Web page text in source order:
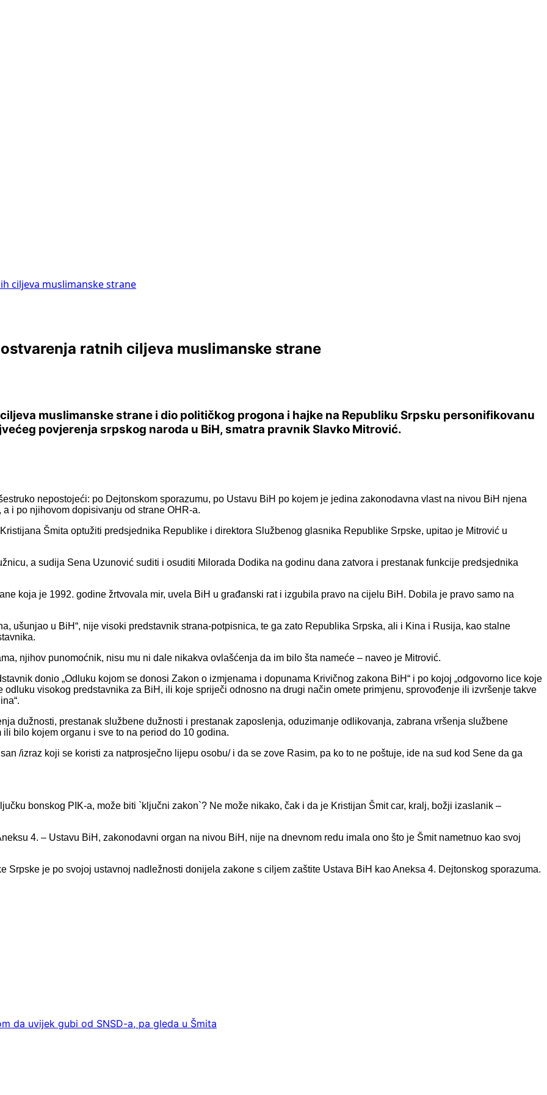
ciljeva muslimanske strane
ratnih ciljeva muslimanske strane
muslimanske strane i dio političkog progona i hajke na Republiku Srpsku personifikovanu
povjerenja srpskog naroda u BiH, smatra pravnik Slavko Mitrović.
nepostojeći: po Dejtonskom sporazumu, po Ustavu BiH po kojem je jedina zakonodavna vlast na nivou BiH njena
i po njihovom dopisivanju od strane OHR-a.
Šmita optužiti predsjednika Republike i direktora Službenog glasnika Republike Srpske, upitao je Mitrović u
a sudija Sena Uzunović suditi i osuditi Milorada Dodika na godinu dana zatvora i prestanak funkcije predsjednika
koja je 1992. godine žrtvovala mir, uvela BiH u građanski rat i izgubila pravo na cijelu BiH. Dobila je pravo samo na
ušunjao u BiH“, nije visoki predstavnik strana-potpisnica, te ga zato Republika Srpska, ali i Kina i Rusija, kao stalne
njihov punomoćnik, nisu mu ni dale nikakva ovlašćenja da im bilo šta nameće – naveo je Mitrović.
donio „Odluku kojom se donosi Zakon o izmjenama i dopunama Krivičnog zakona BiH“ i po kojoj „odgovorno lice koje
visokog predstavnika za BiH, ili koje spriječi odnosno na drugi način omete primjenu, sprovođenje ili izvršenje takve
dužnosti, prestanak službene dužnosti i prestanak zaposlenja, oduzimanje odlikovanja, zabrana vršenja službene
bilo kojem organu i sve to na period do 10 godina.
/izraz koji se koristi za natprosječno lijepu osobu/ i da se zove Rasim, pa ko to ne poštuje, ide na sud kod Sene da ga
bonskog PIK-a, može biti `ključni zakon`? Ne može nikako, čak i da je Kristijan Šmit car, kralj, božji izaslanik –
4. – Ustavu BiH, zakonodavni organ na nivou BiH, nije na dnevnom redu imala ono što je Šmit nametnuo kao svoj
Srpske je po svojoj ustavnoj nadležnosti donijela zakone s ciljem zaštite Ustava BiH kao Aneksa 4. Dejtonskog sporazuma.
da uvijek gubi od SNSD-a, pa gleda u Šmita